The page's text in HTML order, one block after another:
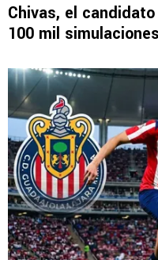
Chivas, el
100 mil simulaciones